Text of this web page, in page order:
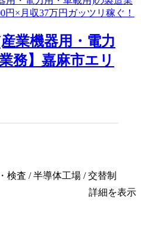
業機器用・電力
務】嘉麻市エリ
検査 / 半導体工場 / 交替制
詳細を表示